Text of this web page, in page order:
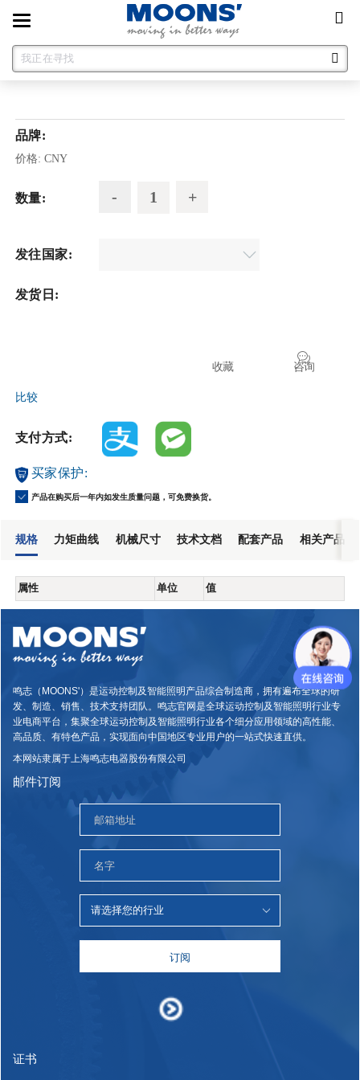
Toggle
navigation
品牌:
价格: CNY
数量:
发往国家:
发货日:
咨询
收藏
比较
支付方式:
买家保护:
产品在购买后一年内如发生质量问题，可免费换货。
规格 力矩曲线 机械尺寸 技术文档 配套产品 相关产品
属性 单位 值
鸣志（MOONS'）是运动控制及智能照明产品综合制造商，拥有遍布全球的研
发、制造、销售、技术支持团队。鸣志官网是全球运动控制及智能照明行业专
业电商平台，集聚全球运动控制及智能照明行业各个细分应用领域的高性能、
高品质、有特色产品，实现面向中国地区专业用户的一站式快速直供。
本网站隶属于上海鸣志电器股份有限公司
邮件订阅
订阅
证书